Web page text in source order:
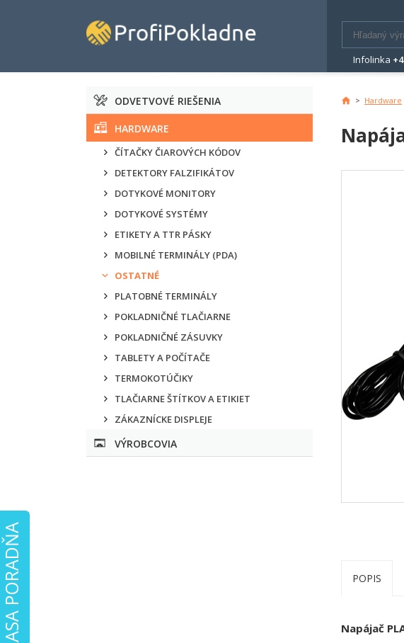
Infolinka
ODVETVOVÉ RIEŠENIA
HARDWARE
ČÍTAČKY ČIAROVÝCH KÓDOV
DETEKTORY FALZIFIKÁTOV
DOTYKOVÉ MONITORY
DOTYKOVÉ SYSTÉMY
ETIKETY A TTR PÁSKY
MOBILNÉ TERMINÁLY (PDA)
OSTATNÉ
PLATOBNÉ TERMINÁLY
POKLADNIČNÉ TLAČIARNE
POKLADNIČNÉ ZÁSUVKY
TABLETY A POČÍTAČE
TERMOKOTÚČIKY
TLAČIARNE ŠTÍTKOV A ETIKIET
ZÁKAZNÍCKE DISPLEJE
VÝROBCOVIA
> Hardware
POPIS
Napájač